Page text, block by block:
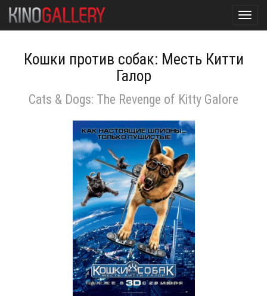
Кошки против собак: Месть Китти
Галор
Cats & Dogs: The Revenge of Kitty Galore